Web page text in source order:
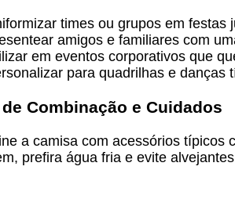
times ou grupos em festas
amigos e familiares com
em eventos corporativos que
para quadrilhas e danças
Combinação e Cuidados
a camisa com acessórios típicos
prefira água fria e evite